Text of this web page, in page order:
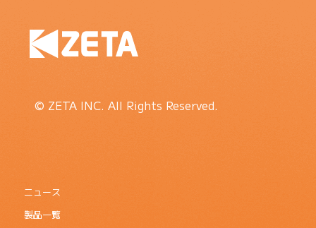
© ZETA INC. All Rights Reserved.
ニュース
製品一覧